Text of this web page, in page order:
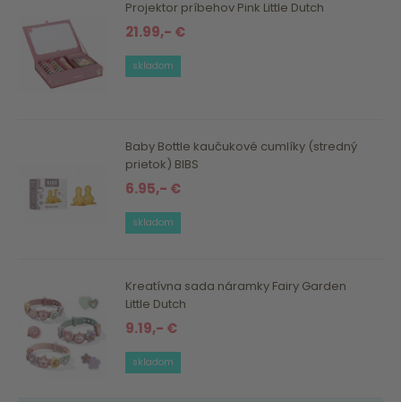
Projektor príbehov Pink Little Dutch
21.99,- €
skladom
Baby Bottle kaučukové cumlíky (stredný
prietok) BIBS
6.95,- €
skladom
Kreatívna sada náramky Fairy Garden
Little Dutch
9.19,- €
skladom